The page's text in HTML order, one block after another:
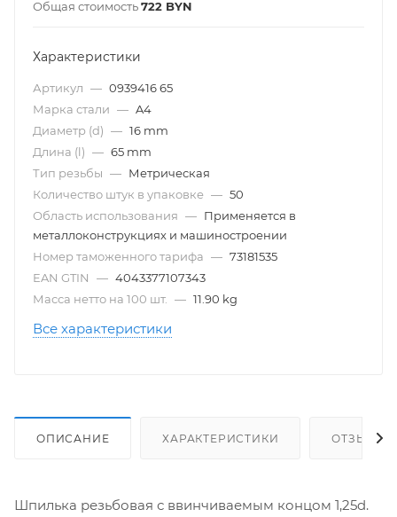
Общая стоимость722 BYN
Характеристики
Артикул — 0939416 65
Марка стали — A4
Диаметр (d) — 16 mm
Длина (l) — 65 mm
Тип резьбы — Метрическая
Количество штук в упаковке — 50
Область использования — Применяется в
металлоконструкциях и машиностроении
Номер таможенного тарифа — 73181535
EAN GTIN
— 4043377107343
Масса нетто на 100 шт.
— 11.90 kg
Все характеристики
ОПИСАНИЕ ХАРАКТЕРИСТИКИ ОТЗЫВЫ
Шпилька резьбовая с ввинчиваемым концом 1,25d.